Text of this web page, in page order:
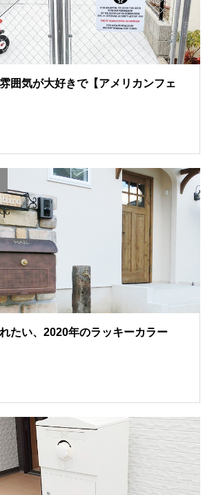
囲気が大好きで【アメリカンフェ
たい、2020年のラッキーカラー